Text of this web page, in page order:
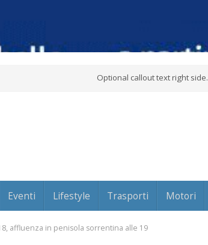
Optional callout text right side.
Eventi Lifestyle Trasporti Motori
affluenza in penisola sorrentina alle 19